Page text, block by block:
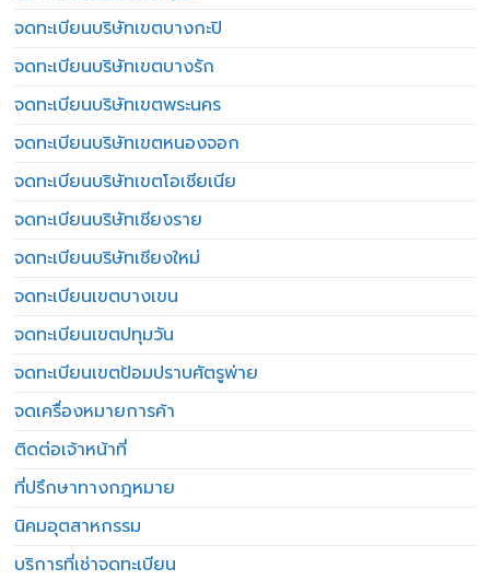
จดทะเบียนบริษัทเขตบางกะปิ
จดทะเบียนบริษัทเขตบางรัก
จดทะเบียนบริษัทเขตพระนคร
จดทะเบียนบริษัทเขตหนองจอก
จดทะเบียนบริษัทเขตโอเชียเนีย
จดทะเบียนบริษัทเชียงราย
จดทะเบียนบริษัทเชียงใหม่
จดทะเบียนเขตบางเขน
จดทะเบียนเขตปทุมวัน
จดทะเบียนเขตป้อมปราบศัตรูพ่าย
จดเครื่องหมายการค้า
ติดต่อเจ้าหน้าที่
ที่ปรึกษาทางกฎหมาย
นิคมอุตสาหกรรม
บริการที่เช่าจดทะเบียน